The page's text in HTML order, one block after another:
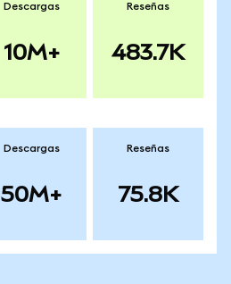
Descargas
10M+
Reseñas
483.7K
Descargas
50M+
Reseñas
75.8K